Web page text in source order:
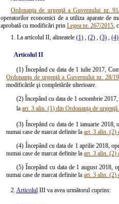
Ordonanţa de urgenţă a Guvernului nr.
operatorilor economici de a utiliza aparate de
aprobată cu modificări prin Legea nr. 267/2015,
1. La articolul II, alineatele (1) (2) (3) (4)
Articolul II
(1) Începând cu data de 1 iulie 2017,
Ordonanţa de urgenţă a Guvernului nr. 28/
modificările şi completările ulterioare.
(2) Începând cu data de 1 octombrie
laart. 3 alin. (1) din Ordonanţa de
(3) Începând cu data de 1 ianuarie
numai case de marcat definite laart. 3 alin. (2)
(4) Începând cu data de 1 aprilie 2018,
numai case de marcat definite laart. 3 alin. (2)
(5) Începând cu data de 1 august 2018,
numai case de marcat definite laart. 3 alin. (2)
2. Articolul III va avea următorul cuprins: